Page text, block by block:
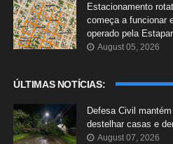
Estacionamento
começa a funcionar
operado pela Estapar
August 05, 2026
ÚLTIMAS NOTÍCIAS:
Defesa Civil
destelhar casas e
August 07, 2026